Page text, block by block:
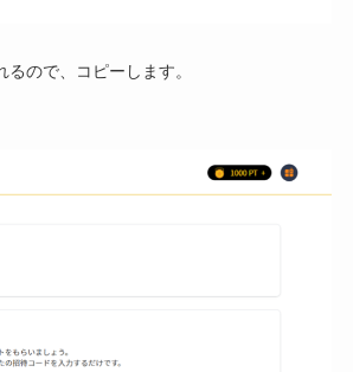
ので、コピーします。